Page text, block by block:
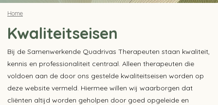
Home
Kwaliteitseisen
Bij de Samenwerkende Quadrivas Therapeuten staan kwaliteit,
kennis en professionaliteit centraal. Alleen therapeuten die
voldoen aan de door ons gestelde kwaliteitseisen worden op
deze website vermeld. Hiermee willen wij waarborgen dat
cliënten altijd worden geholpen door goed opgeleide en